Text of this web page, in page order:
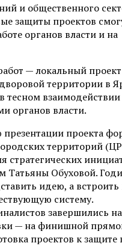
и общественного
защиты проектов
органов власти и на
— локальный
территории в
тесном
органов власти.
проекта
территорий
стратегических
Татьяны Обуховой.
идею, а
систему.
завершились
— на финишной
проектов к защите